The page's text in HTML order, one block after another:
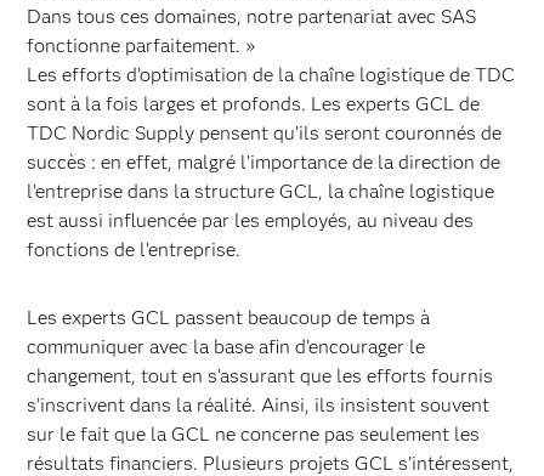
Dans tous ces domaines, notre partenariat avec SAS
fonctionne parfaitement. »
Les efforts d’optimisation de la chaîne logistique de TDC
sont à la fois larges et profonds. Les experts GCL de
TDC Nordic Supply pensent qu’ils seront couronnés de
succès : en effet, malgré l’importance de la direction de
l’entreprise dans la structure GCL, la chaîne logistique
est aussi influencée par les employés, au niveau des
fonctions de l’entreprise.
Les experts GCL passent beaucoup de temps à
communiquer avec la base afin d’encourager le
changement, tout en s’assurant que les efforts fournis
s’inscrivent dans la réalité. Ainsi, ils insistent souvent
sur le fait que la GCL ne concerne pas seulement les
résultats financiers. Plusieurs projets GCL s’intéressent,